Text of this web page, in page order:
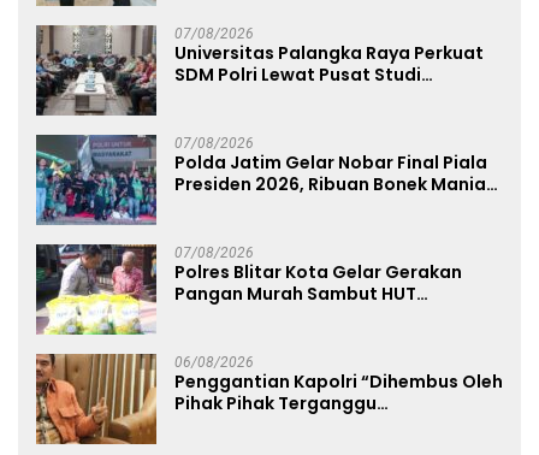
07/08/2026
Universitas Palangka Raya Perkuat
SDM Polri Lewat Pusat Studi
07/08/2026
Polda Jatim Gelar Nobar Final Piala
Presiden 2026, Ribuan Bonek Mania
07/08/2026
Polres Blitar Kota Gelar Gerakan
Pangan Murah Sambut HUT
06/08/2026
Penggantian Kapolri “Dihembus Oleh
Pihak Pihak Terganggu